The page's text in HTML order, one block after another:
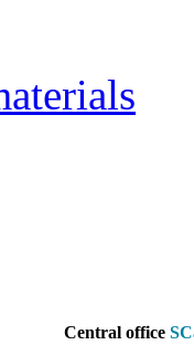
Central office